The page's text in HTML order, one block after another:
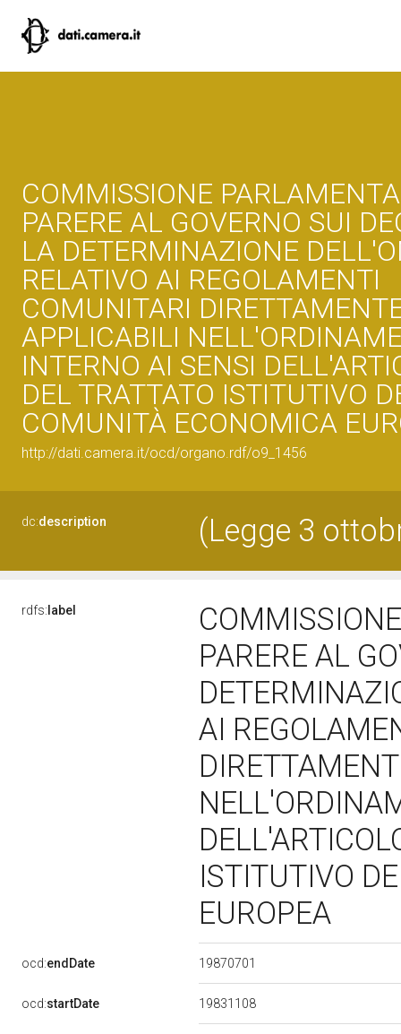
COMMISSIONE
PARERE AL GOVERNO SUI
LA DETERMINAZIONE
RELATIVO AI REGOLAMENTI
COMUNITARI
APPLICABILI
INTERNO AI SENSI
DEL TRATTATO ISTITUTIVO
COMUNITÀ ECONOMICA
http://dati.camera.it/ocd/organo.rdf/o9_1456
dc:description (Legge 3
rdfs: label
PARERE AL
AI
ISTITUTIVO
EUROPEA
ocd:endDate 19870701
ocd:startDate 19831108